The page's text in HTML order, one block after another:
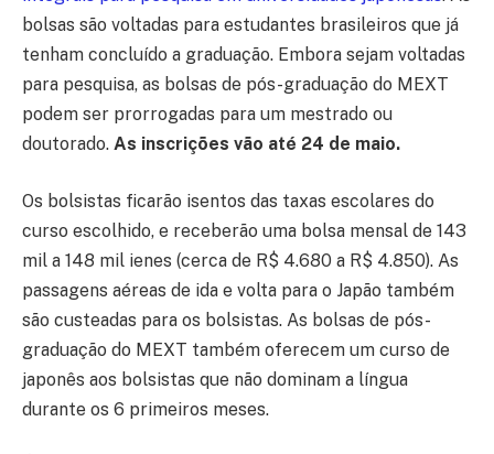
bolsas são voltadas para estudantes brasileiros que já
tenham concluído a graduação. Embora sejam voltadas
para pesquisa, as bolsas de pós-graduação do MEXT
podem ser prorrogadas para um mestrado ou
doutorado. As inscrições vão até 24 de maio.
Os bolsistas ficarão isentos das taxas escolares do
curso escolhido, e receberão uma bolsa mensal de 143
mil a 148 mil ienes (cerca de R$ 4.680 a R$ 4.850). As
passagens aéreas de ida e volta para o Japão também
são custeadas para os bolsistas. As bolsas de pós-
graduação do MEXT também oferecem um curso de
japonês aos bolsistas que não dominam a língua
durante os 6 primeiros meses.